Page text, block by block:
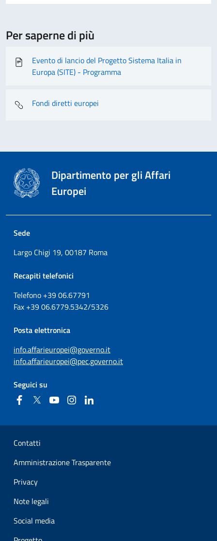
Per saperne di più
Evento di lancio del Progetto Sistema Italia in
Europa (SITE) - Programma
Fondi diretti europei
Dipartimento per gli Affari
Europei
Sede
Largo Chigi 19, 00187 Roma
Recapiti telefonici
Telefono +3906.67791
Fax +3906.6779.5342/5326
Posta elettronica
info.affarieuropei@governo.it
info.affarieuropei@pec.governo.it
Seguici su
FacebookTwitter YouTubeInstagram
Sezione Link Utili
Contatti
Amministrazione Trasparente
Privacy
Note legali
Social media